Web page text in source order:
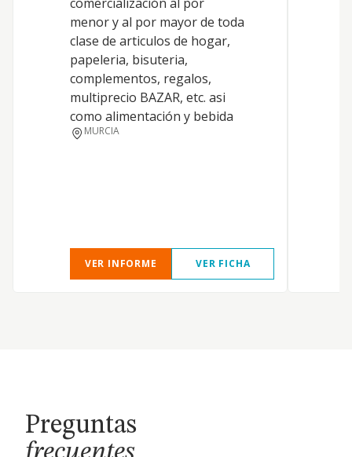
menor y al por mayor de toda
clase de articulos de hogar,
papeleria, bisuteria,
complementos, regalos,
multiprecio BAZAR, etc. asi
como alimentación y bebida
MURCIA
VER INFORME VER FICHA
Preguntas